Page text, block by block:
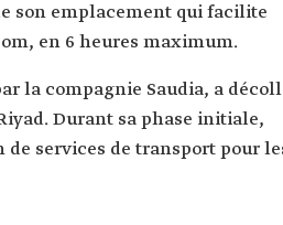
son emplacement qui facilite
en 6 heures maximum.
la compagnie Saudia, a
Durant sa phase initiale,
services de transport pour